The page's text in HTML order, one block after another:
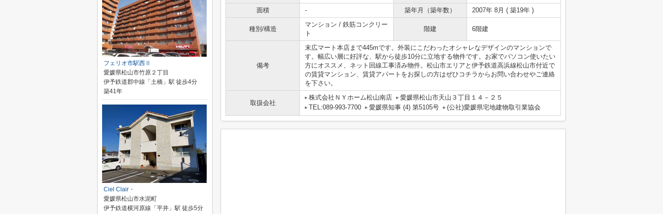
面積
- 築年月（築年数） 2007年 8月 ( 築19年 )
種別/構造
マンション / 鉄筋コンクリー
ト
階建 6階建
備考
末広マート本店まで445mです。外装にこだわったオシャレなデザインのマンションで
す。幅広い層に好評な、駅から徒歩10分に立地する物件です。お家でパソコン使いたい
方にオススメ、ネット回線工事済み物件。松山市エリアと伊予鉄道高浜線松山市付近で
の賃貸マンション、賃貸アパートをお探しの方はぜひコチラからお問い合わせやご連絡
を下さい。
取扱会社
株式会社ＮＹホーム松山南店
愛媛県松山市天山３丁目１４－２５
TEL:089-993-7700
愛媛県知事 (4) 第5105号 (公社)愛媛県宅地建物取引業協会
フェリオ市駅西Ⅱ
愛媛県松山市竹原２丁目
伊予鉄道郡中線「土橋」駅 徒歩4分
築41年
Ciel Clair・
愛媛県松山市水泥町
伊予鉄道横河原線「平井」駅 徒歩5分